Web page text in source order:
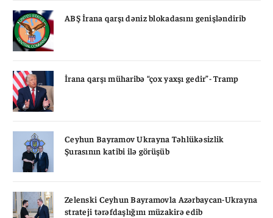
ABŞ İrana qarşı dəniz blokadasını genişləndirib
İrana qarşı müharibə “çox yaxşı gedir”- Tramp
Ceyhun Bayramov Ukrayna Təhlükəsizlik
Şurasının katibi ilə görüşüb
Zelenski Ceyhun Bayramovla Azərbaycan-Ukrayna
strateji tərəfdaşlığını müzakirə edib